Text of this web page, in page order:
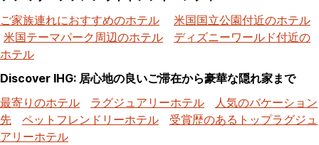
ご家族連れにおすすめのホテル
米国国立公園付近のホテル
米国テーマパーク周辺のホテル
ディズニーワールド付近の
ホテル
Discover IHG: 居心地の良いご滞在から豪華な隠れ家まで
最寄りのホテル
ラグジュアリーホテル
人気のバケーション
先
ペットフレンドリーホテル
受賞歴のあるトップラグジュ
アリーホテル